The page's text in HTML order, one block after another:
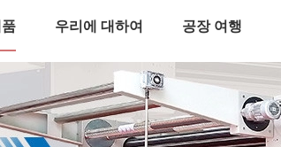
우리에 대하여 공장 여행